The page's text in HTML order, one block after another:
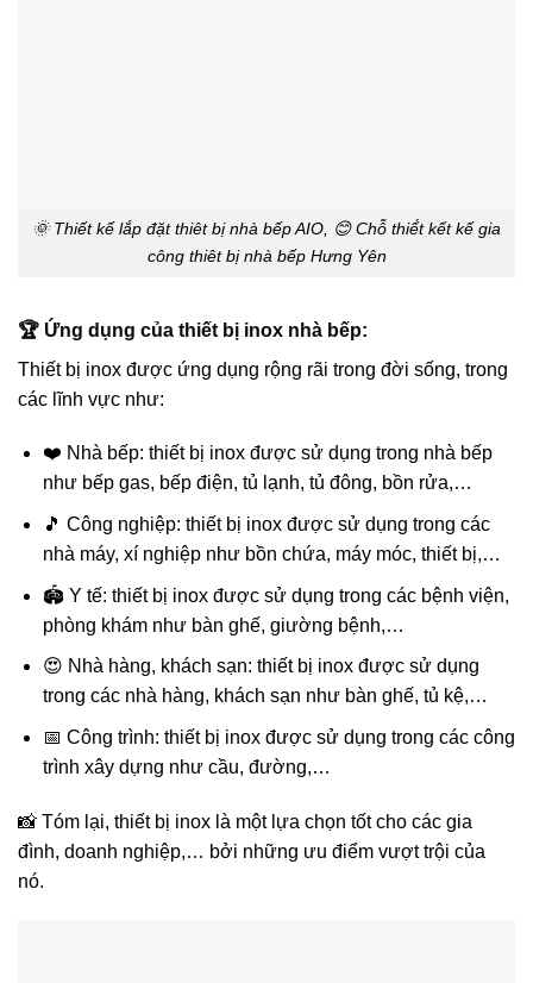
🌞 Thiết kế lắp đặt thiêt bị nhà bếp AIO, 😊 Chỗ thiế́t kết kế gia
công thiêt bị nhà bếp Hưng Yên
🏆 Ứng dụng của thiết bị inox nhà bếp:
Thiết bị inox được ứng dụng rộng rãi trong đời sống, trong
các lĩnh vực như:
❤️ Nhà bếp: thiết bị inox được sử dụng trong nhà bếp
như bếp gas, bếp điện, tủ lạnh, tủ đông, bồn rửa,…
🎵 Công nghiệp: thiết bị inox được sử dụng trong các
nhà máy, xí nghiệp như bồn chứa, máy móc, thiết bị,…
🏟️ Y tế: thiết bị inox được sử dụng trong các bệnh viện,
phòng khám như bàn ghế, giường bệnh,…
😍 Nhà hàng, khách sạn: thiết bị inox được sử dụng
trong các nhà hàng, khách sạn như bàn ghế, tủ kệ,…
📅 Công trình: thiết bị inox được sử dụng trong các công
trình xây dựng như cầu, đường,…
📸 Tóm lại, thiết bị inox là một lựa chọn tốt cho các gia
đình, doanh nghiệp,… bởi những ưu điểm vượt trội của
nó.